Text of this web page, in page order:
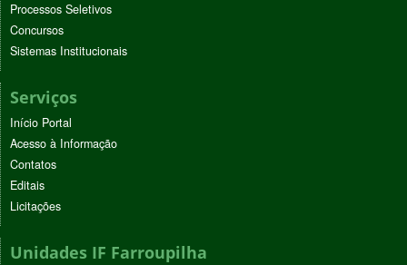
Processos Seletivos
Concursos
Sistemas Institucionais
Serviços
Início Portal
Acesso à Informação
Contatos
Editais
Licitações
Unidades IF Farroupilha